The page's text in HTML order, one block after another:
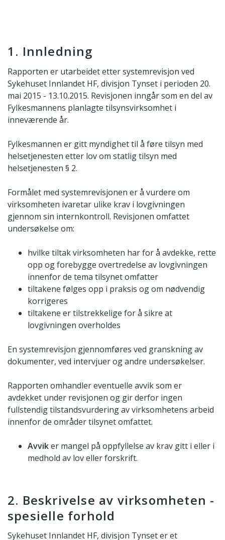
1. Innledning
Rapporten er utarbeidet etter systemrevisjon ved
Sykehuset Innlandet HF, divisjon Tynset i perioden 20.
mai 2015 - 13.10.2015. Revisjonen inngår som en del av
Fylkesmannens planlagte tilsynsvirksomhet i
inneværende år.
Fylkesmannen er gitt myndighet til å føre tilsyn med
helsetjenesten etter lov om statlig tilsyn med
helsetjenesten § 2.
Formålet med systemrevisjonen er å vurdere om
virksomheten ivaretar ulike krav i lovgivningen
gjennom sin internkontroll. Revisjonen omfattet
undersøkelse om:
hvilke tiltak virksomheten har for å avdekke, rette
opp og forebygge overtredelse av lovgivningen
innenfor de tema tilsynet omfatter
tiltakene følges opp i praksis og om nødvendig
korrigeres
tiltakene er tilstrekkelige for å sikre at
lovgivningen overholdes
En systemrevisjon gjennomføres ved granskning av
dokumenter, ved intervjuer og andre undersøkelser.
Rapporten omhandler eventuelle avvik som er
avdekket under revisjonen og gir derfor ingen
fullstendig tilstandsvurdering av virksomhetens arbeid
innenfor de områder tilsynet omfattet.
Avviker mangel på oppfyllelse av krav gitt i eller i
medhold av lov eller forskrift.
2. Beskrivelse av virksomheten -
spesielle forhold
Sykehuset Innlandet HF, divisjon Tynset er et